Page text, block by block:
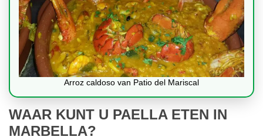
Arroz caldoso van Patio del Mariscal
WAAR KUNT U PAELLA ETEN IN
MARBELLA?